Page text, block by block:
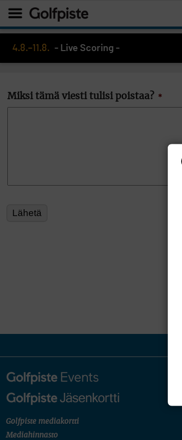
4.8.–11.8. - Live Scoring -
Miksi tämä viesti tulisi poistaa? *
Golfpiste mediakortti
Mediahinnasto